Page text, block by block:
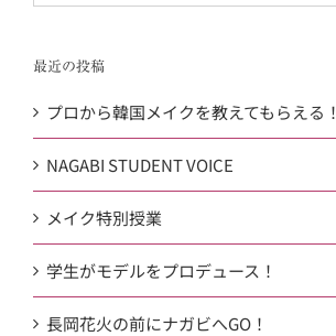
最近の投稿
プロから韓国メイクを教えてもらえる！
NAGABI STUDENT VOICE
メイク特別授業
学生がモデルをプロデュース！
長岡花火の前にナガビへGO！